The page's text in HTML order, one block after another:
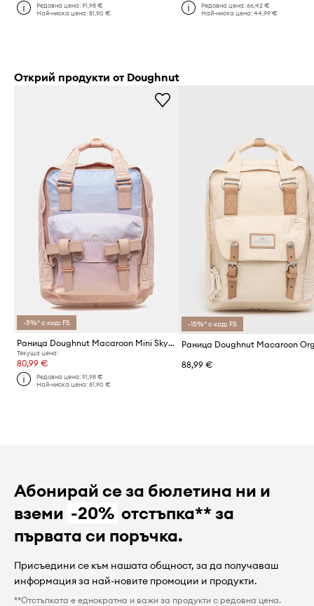
Редовна цена:91,98 €
Най-ниска цена:81,90 €
Редовна цена: 66,42 €
Най-ниска цена: 44,99 €
Открий продукти от Doughnut
-5%* с код: FS
Раница Doughnut Macaroon Mini Sky x Ribbon
Текуща цена:
80,99 €
Редовна цена:91,98 €
Най-ниска цена:81,90 €
-15%* с код: FS
88,99 €
Абонирай се за бюлетина ни и
вземи -20% отстъпка** за
първата си поръчка.
Присъедини се към нашата общност, за да получаваш
информация за най-новите промоции и продукти.
**Отстъпката е еднократна и важи за продукти с редовна цена.